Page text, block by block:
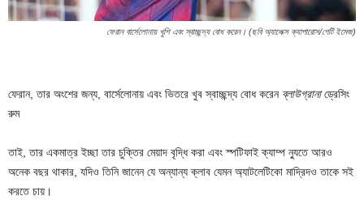
ফেরান বার্সেলোনায় খুশি এবং স্বাচ্ছন্দ্য বোধ করেন। (ছবি অ্যালেক্স ক্যাপারোস/গেটি ইমেজ)
ফেরান, তার অংশের জন্য, বার্সেলোনায় এবং ভিতরে খুব স্বাচ্ছন্দ্য বোধ করেন ব্লাউগ্রানাড্রেসিং
রুম
তাই, তার একমাত্র ইচ্ছা তার চুক্তির মেয়াদ বৃদ্ধি করা এবং স্পটিফাই ক্যাম্প ন্যুতে আরও
অনেক বছর থাকার, যদিও তিনি জানেন যে অন্যান্য ক্লাব যেমন অ্যাটলেটিকো মাদ্রিদও তাকে সই
করতে চায়।